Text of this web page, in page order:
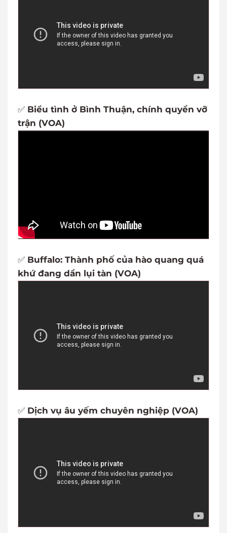
✅ Biểu tình ở Bình Thuận, chính quyền vỡ
trận (VOA)
✅ Buffalo: Thành phố của hào quang quá
khứ đang dần lụi tàn (VOA)
✅ Dịch vụ âu yếm chuyên nghiệp (VOA)